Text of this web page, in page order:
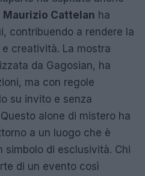
Maurizio Cattelan ha
contribuendo a rendere la
creatività. La mostra
da Gagosian, ha
ma con regole
su invito e senza
alone di mistero ha
a un luogo che è
simbolo di esclusività. Chi
di un evento così